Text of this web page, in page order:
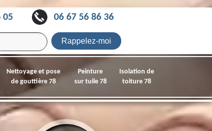
05 06 67 56 86 36
Nettoyage et pose
de gouttière 78
Peinture
sur tuile 78
Isolation de
toiture 78